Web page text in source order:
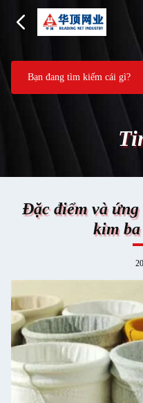
Đặc điểm và
kim